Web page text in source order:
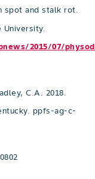
spot and stalk rot.
University.
2015/07/
C.A. 2018.
ppfs-ag-c-